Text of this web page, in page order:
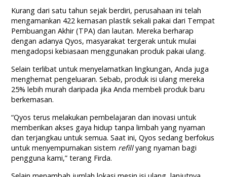
Kurang dari satu tahun sejak berdiri, perusahaan ini telah
mengamankan 422 kemasan plastik sekali pakai dari Tempat
Pembuangan Akhir (TPA) dan lautan. Mereka berharap
dengan adanya Qyos, masyarakat tergerak untuk mulai
mengadopsi kebiasaan menggunakan produk pakai ulang.
Selain terlibat untuk menyelamatkan lingkungan, Anda juga
menghemat pengeluaran. Sebab, produk isi ulang mereka
25% lebih murah daripada jika Anda membeli produk baru
berkemasan.
“Qyos terus melakukan pembelajaran dan inovasi untuk
memberikan akses gaya hidup tanpa limbah yang nyaman
dan terjangkau untuk semua. Saat ini, Qyos sedang berfokus
untuk menyempurnakan sistem refillyang nyaman bagi
pengguna kami,” terang Firda.